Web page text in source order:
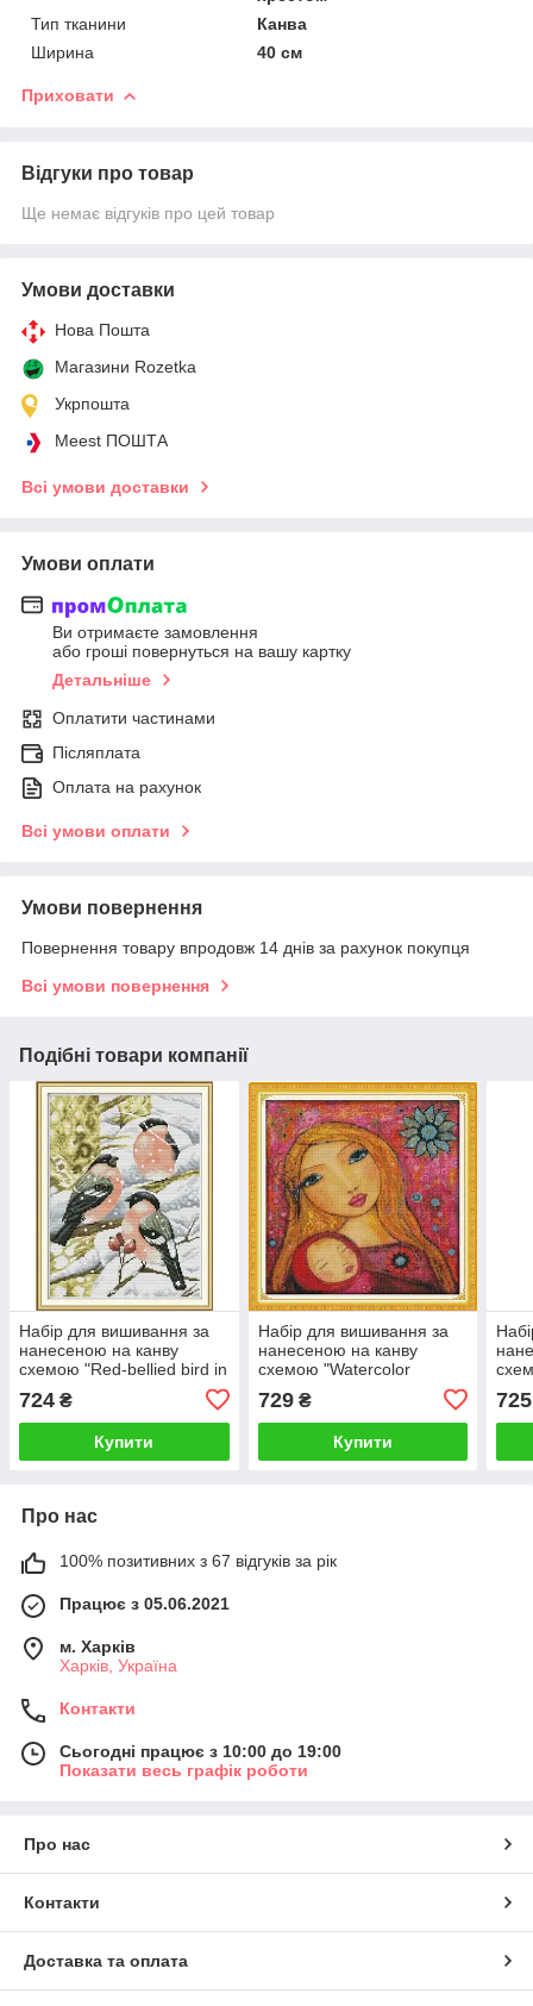
Тип тканини
Канва
Ширина
40 см
Приховати
Відгуки про товар
Ще немає відгуків про цей товар
Умови доставки
Нова Пошта
Магазини Rozetka
Укрпошта
Meest ПОШТА
Всі умови доставки
Умови оплати
Ви отримаєте замовлення
або гроші повернуться на вашу картку
Детальніше
Оплатити частинами
Післяплата
Оплата на рахунок
Всі умови оплати
Умови повернення
Повернення товару впродовж 14 днів за рахунок покупця
Всі умови повернення
Подібні товари компанії
Набір для вишивання за
нанесеною на канву
схемою "Red-bellied bird in
printed, 28*35 см
724 ₴
Купити
Набір для вишивання за
нанесеною на канву
схемою "Watercolor
painting of mother ". AIDA
14CT printed 36*36 см
729₴
Купити
725
Про нас
100% позитивних з 67 відгуків за рік
Працює з 05.06.2021
м. Харків
Харків, Україна
Контакти
Сьогодні працює з 10:00 до 19:00
Показати весь графік роботи
Про нас
Контакти
Доставка та оплата